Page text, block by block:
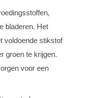
bladeren. Het
voldoende stikstof
groen te krijgen.
voor een